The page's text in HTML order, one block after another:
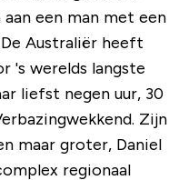
een man met een
Australiër heeft
's werelds langste
liefst negen uur, 30
Zijn
maar groter, Daniel
regionaal